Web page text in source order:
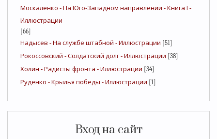
Москаленко - На Юго-Западном направлении - Книга I -
Иллюстрации
[66]
Надысев - На службе штабной - Иллюстрации [51]
Рокоссовский - Солдатский долг - Иллюстрации [38]
Холин - Радисты фронта - Иллюстрации [34]
Руденко - Крылья победы - Иллюстрации [1]
Вход на сайт